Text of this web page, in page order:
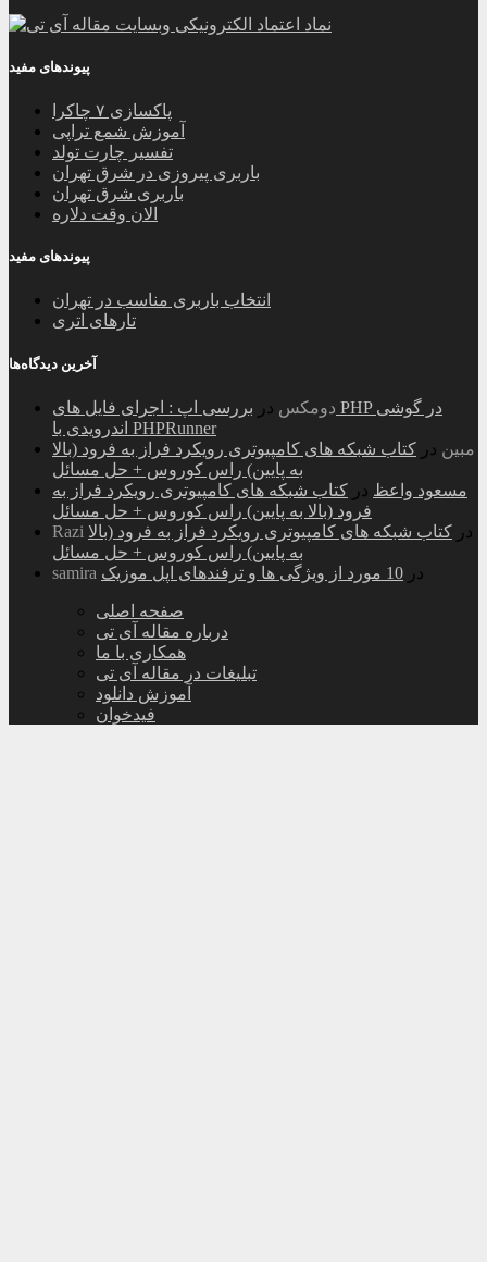
پیوندهای مفید
پاکسازی ۷ چاکرا
آموزش شمع تراپی
تفسیر چارت تولد
باربری پیروزی در شرق تهران
باربری شرق تهران
الان وقت دلاره
پیوندهای مفید
انتخاب باربری مناسب در تهران
تارهای اتری
آخرین دیدگاه‌ها
دومکس در بررسی اپ : اجرای فایل های PHP در گوشی
اندرویدی با PHPRunner
مبین در کتاب شبکه های کامپیوتری رویکرد فراز به فرود (بالا
به پایین) راس کوروس + حل مسائل
مسعود واعظ در کتاب شبکه های کامپیوتری رویکرد فراز به
فرود (بالا به پایین) راس کوروس + حل مسائل
Razi
در کتاب شبکه های کامپیوتری رویکرد فراز به فرود (بالا
به پایین) راس کوروس + حل مسائل
samira
در 10 مورد از ویژگی ها و ترفندهای اپل موزیک
صفحه اصلی
درباره مقاله آی تی
همکاری با ما
تبلیغات در مقاله آی تی
آموزش دانلود
فیدخوان